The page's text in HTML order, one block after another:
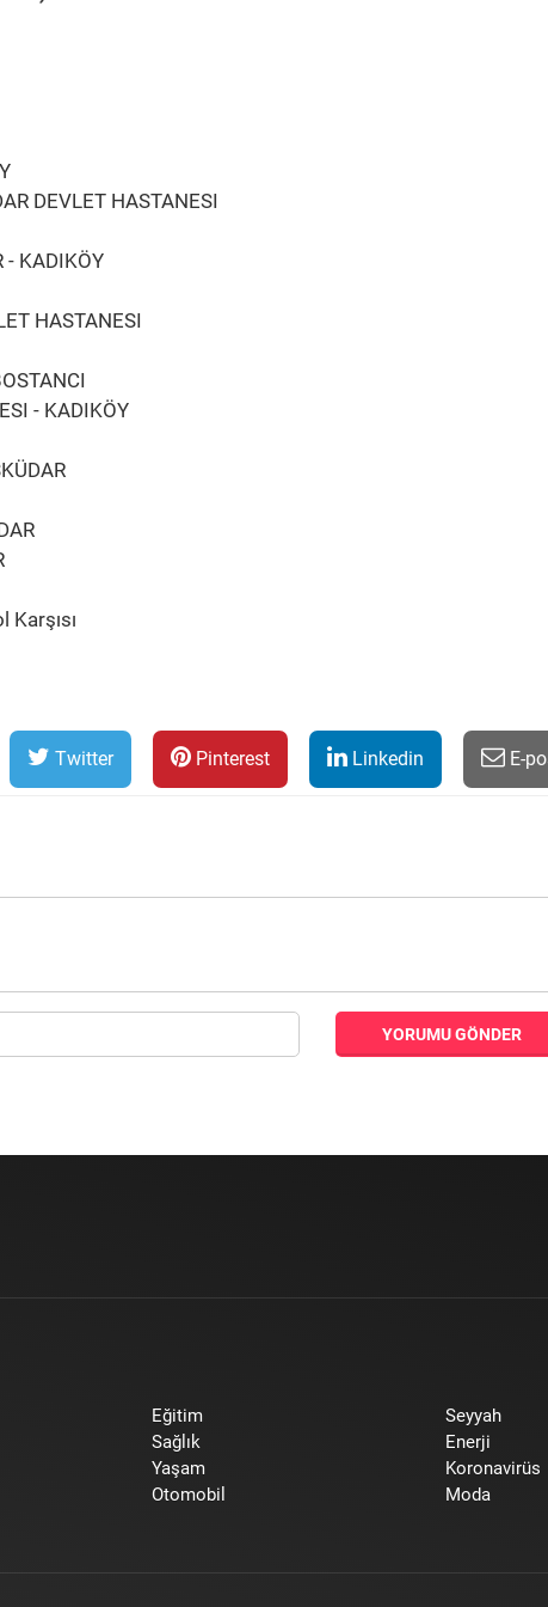
DEVLET HASTANESI
- KADIKÖY
HASTANESI
- KADIKÖY
Twitter Pinterest Linkedin E-
YORUMU GÖNDER
Eğitim
Sağlık
Yaşam
Otomobil
Seyyah
Enerji
Koronavirüs
Moda